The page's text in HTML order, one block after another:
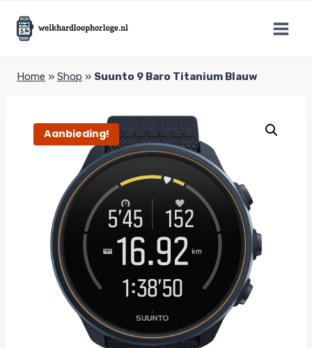
naar
inhoud
Home » Shop » Suunto 9 Baro Titanium Blauw
Aanbieding!